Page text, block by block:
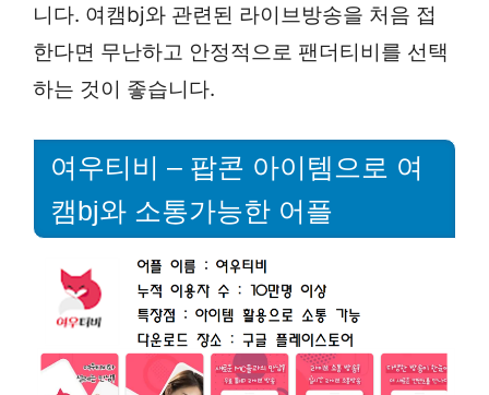
니다. 여캠bj와 관련된 라이브방송을 처음 접
한다면 무난하고 안정적으로 팬더티비를 선택
하는 것이 좋습니다.
여우티비 – 팝콘 아이템으로 여
캠bj와 소통가능한 어플